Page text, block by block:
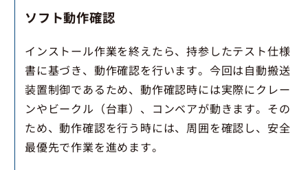
ソフト動作確認
インストール作業を終えたら、持参したテスト仕様
書に基づき、動作確認を行います。今回は自動搬送
装置制御であるため、動作確認時には実際にクレー
ンやビークル（台車）、コンベアが動きます。その
ため、動作確認を行う時には、周囲を確認し、安全
最優先で作業を進めます。